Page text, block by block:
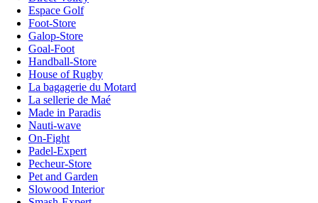
Espace Golf
Foot-Store
Galop-Store
Goal-Foot
Handball-Store
House of Rugby
La bagagerie du Motard
La sellerie de Maé
Made in Paradis
Nauti-wave
On-Fight
Padel-Expert
Pecheur-Store
Pet and Garden
Slowood Interior